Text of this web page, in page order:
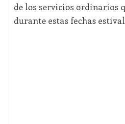
de los servicios ordinarios
durante estas fechas